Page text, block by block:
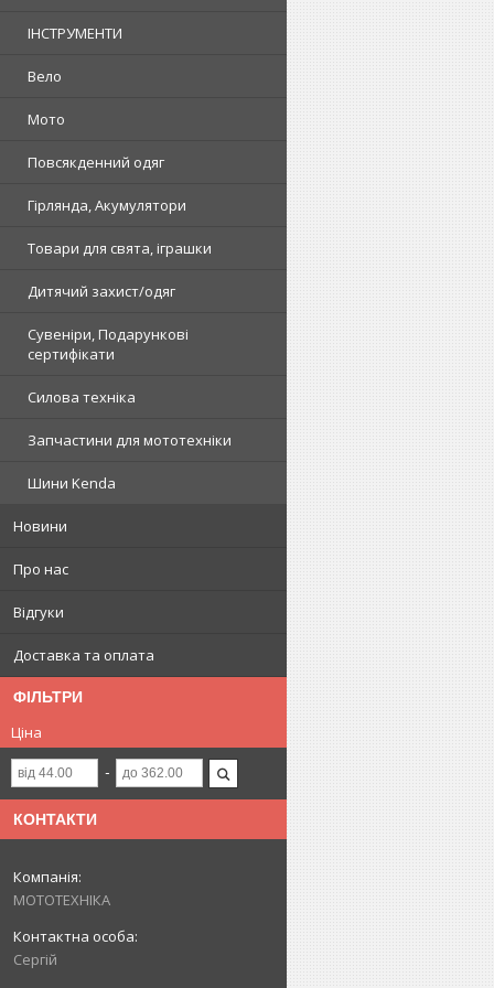
ІНСТРУМЕНТИ
Вело
Мото
Повсякденний одяг
Гірлянда, Акумулятори
Товари для свята, іграшки
Дитячий захист/одяг
Сувеніри, Подарункові
сертифікати
Силова техніка
Запчастини для мототехніки
Шини Kenda
Новини
Про нас
Відгуки
Доставка та оплата
ФІЛЬТРИ
Ціна
КОНТАКТИ
МОТОТЕХНІКА
Сергій